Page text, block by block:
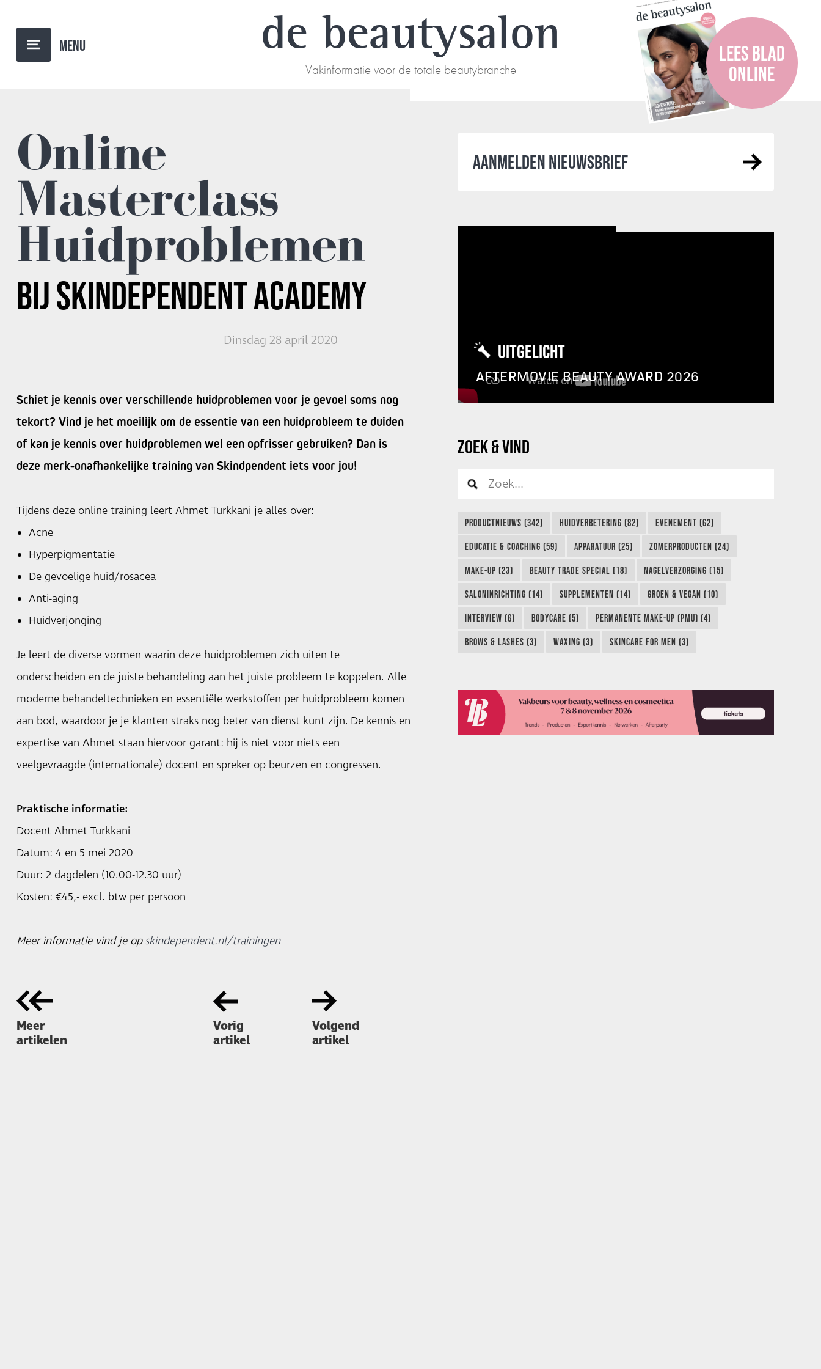
de beautysalon
Vakinformatie voor de totale beautybranche
LEES BLAD
ONLINE
Online
Masterclass
Huidproblemen
BIJ SKINDEPENDENT ACADEMY
Dinsdag 28 april 2020
Schiet je kennis over verschillende huidproblemen voor je gevoel soms nog
tekort? Vind je het moeilijk om de essentie van een huidprobleem te duiden
of kan je kennis over huidproblemen wel een opfrisser gebruiken? Dan is
deze merk-onafhankelijke training van Skindpendent iets voor jou!
Tijdens deze online training leert Ahmet Turkkani je alles over:
Acne
Hyperpigmentatie
De gevoelige huid/rosacea
Anti-aging
Huidverjonging
Je leert de diverse vormen waarin deze huidproblemen zich uiten te
onderscheiden en de juiste behandeling aan het juiste probleem te koppelen. Alle
moderne behandeltechnieken en essentiële werkstoffen per huidprobleem komen
aan bod, waardoor je je klanten straks nog beter van dienst kunt zijn. De kennis en
expertise van Ahmet staan hiervoor garant: hij is niet voor niets een
veelgevraagde (internationale) docent en spreker op beurzen en congressen.
Praktische informatie:
Docent Ahmet Turkkani
Datum: 4 en 5 mei 2020
Duur: 2 dagdelen (10.00-12.30 uur)
Kosten: €45,- excl. btw per persoon
Meer informatie vind je op skindependent.nl/trainingen
Meer
artikelen
Vorig
artikel
Volgend
artikel
AANMELDEN NIEUWSBRIEF
UITGELICHT
AFTERMOVIE BEAUTY AWARD 2026
ZOEK & VIND
PRODUCTNIEUWS (342) HUIDVERBETERING (82) EVENEMENT (62)
EDUCATIE & COACHING (59) APPARATUUR (25) ZOMERPRODUCTEN (24)
MAKE-UP (23) BEAUTY TRADE SPECIAL (18) NAGELVERZORGING (15)
SALONINRICHTING (14) SUPPLEMENTEN (14) GROEN & VEGAN (10)
INTERVIEW (6) BODYCARE (5) PERMANENTE MAKE-UP (PMU) (4)
BROWS & LASHES (3) WAXING (3) SKINCARE FOR MEN (3)